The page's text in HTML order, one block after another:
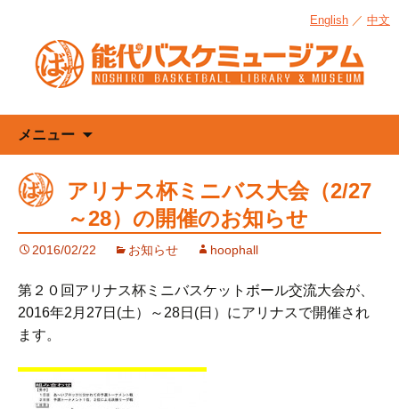
English ／ 中文
メニュー
ン
ツ
へ
ス
ッ
アリナス杯ミニバス大会（2/27
～28）の開催のお知らせ
2016/02/22 お知らせ hoophall
第２０回アリナス杯ミニバスケットボール交流大会が、
2016年2月27日(土）～28日(日）にアリナスで開催され
ます。